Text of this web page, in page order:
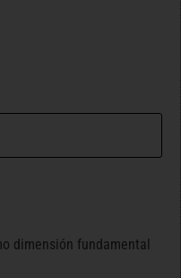
dimensión fundamental